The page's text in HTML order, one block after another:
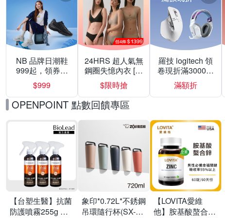
NB 品牌日潮鞋
999起，領券折
上折 最高回饋
40%
$999
24HRS 超人氣無
鋼圈失憶內衣 [熱
銷好評]
$限時搶
羅技 logitech 領
卷現折滿3000折
300
滿額折
OPENPOINT 點數回饋專區
【台塑生醫】抗菌
防護噴霧255g 三
象印*0.72L*不銹鋼
吊環隨行杯(SX-
【LOVITA愛維
他】胺基酸螯合鋅